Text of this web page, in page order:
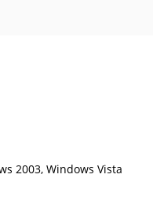
2003, Windows Vista